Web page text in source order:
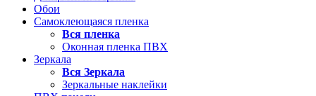
Обои
Самоклеющаяся пленка
Вся пленка
Оконная пленка ПВХ
Зеркала
Вся Зеркала
Зеркальные наклейки